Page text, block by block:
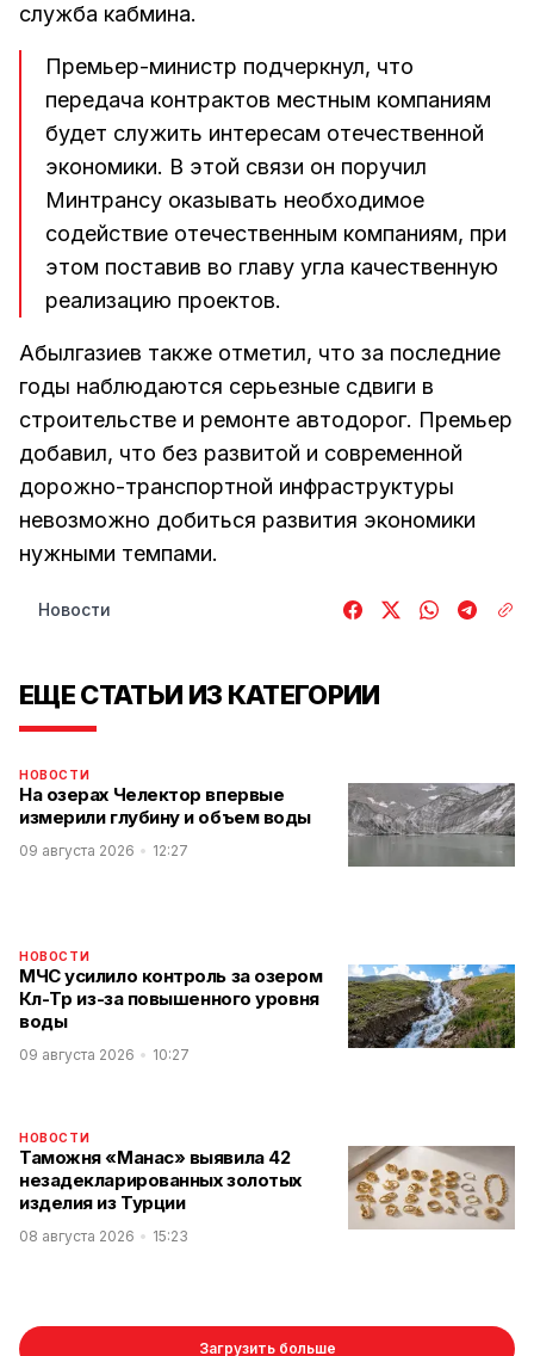
служба кабмина.
Премьер-министр подчеркнул, что
передача контрактов местным компаниям
будет служить интересам отечественной
экономики. В этой связи он поручил
Минтрансу оказывать необходимое
содействие отечественным компаниям, при
этом поставив во главу угла качественную
реализацию проектов.
Абылгазиев также отметил, что за последние
годы наблюдаются серьезные сдвиги в
строительстве и ремонте автодорог. Премьер
добавил, что без развитой и современной
дорожно-транспортной инфраструктуры
невозможно добиться развития экономики
нужными темпами.
Новости
ЕЩЕ СТАТЬИ ИЗ КАТЕГОРИИ
НОВОСТИ
На озерах Челектор впервые
измерили глубину и объем воды
09 августа 2026 12:27
НОВОСТИ
МЧС усилило контроль за озером
Көл-Төр из-за повышенного уровня
воды
09 августа 2026 10:27
НОВОСТИ
Таможня «Манас» выявила 42
незадекларированных золотых
изделия из Турции
08 августа 2026 15:23
Загрузить больше